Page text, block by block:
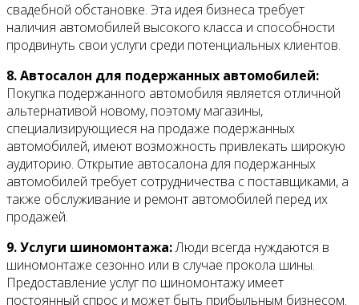
свадебной обстановке. Эта идея бизнеса требует
наличия автомобилей высокого класса и способности
продвинуть свои услуги среди потенциальных клиентов.
8. Автосалон для подержанных автомобилей:
Покупка подержанного автомобиля является отличной
альтернативой новому, поэтому магазины,
специализирующиеся на продаже подержанных
автомобилей, имеют возможность привлекать широкую
аудиторию. Открытие автосалона для подержанных
автомобилей требует сотрудничества с поставщиками, а
также обслуживание и ремонт автомобилей перед их
продажей.
9. Услуги шиномонтажа:Люди всегда нуждаются в
шиномонтаже сезонно или в случае прокола шины.
Предоставление услуг по шиномонтажу имеет
постоянный спрос и может быть прибыльным бизнесом.